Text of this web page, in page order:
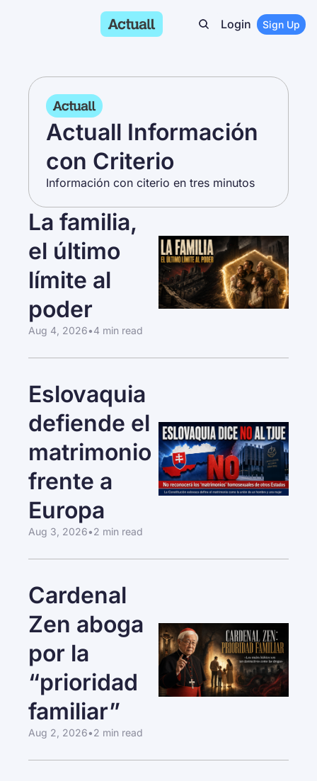
Login Sign Up
Actuall Información
con Criterio
Información con citerio en tres minutos
La familia,
el último
límite al
poder
Aug 4, 2026•4 min read
Eslovaquia
defiende el
matrimonio
frente a
Europa
Aug 3, 2026•2 min read
Cardenal
Zen aboga
por la
“prioridad
familiar”
Aug 2, 2026•2 min read